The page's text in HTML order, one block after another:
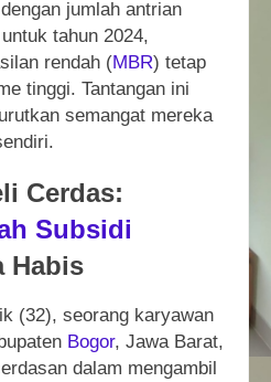
jumlah antrian
tahun 2024,
rendah (MBR) tetap
tinggi. Tantangan ini
semangat mereka
Cerdas:
Subsidi
Habis
(32), seorang karyawan
Bogor, Jawa Barat,
dalam mengambil